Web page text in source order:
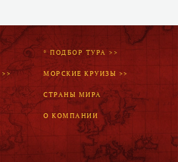
* ПОДБОР ТУРА >>
МОРСКИЕ КРУИЗЫ >>
СТРАНЫ МИРА
О КОМПАНИИ